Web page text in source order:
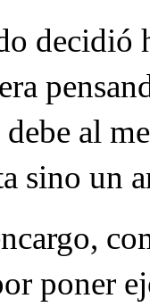
decidió
al
sino un
poner